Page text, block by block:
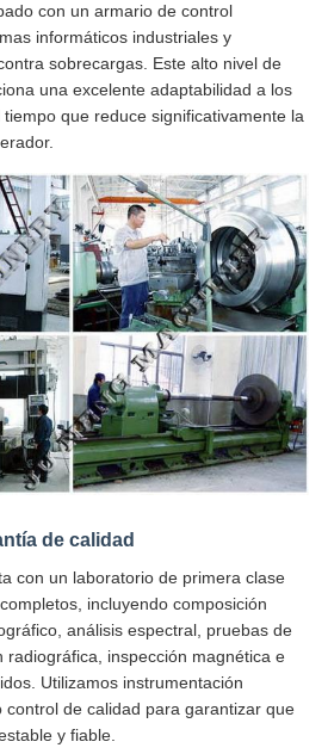
con un armario de control
informáticos industriales y
sobrecargas. Este alto nivel de
una excelente adaptabilidad a los
que reduce significativamente la
de calidad
con un laboratorio de primera clase
incluyendo composición
análisis espectral, pruebas de
radiográfica, inspección magnética e
Utilizamos instrumentación
control de calidad para garantizar que
y fiable.